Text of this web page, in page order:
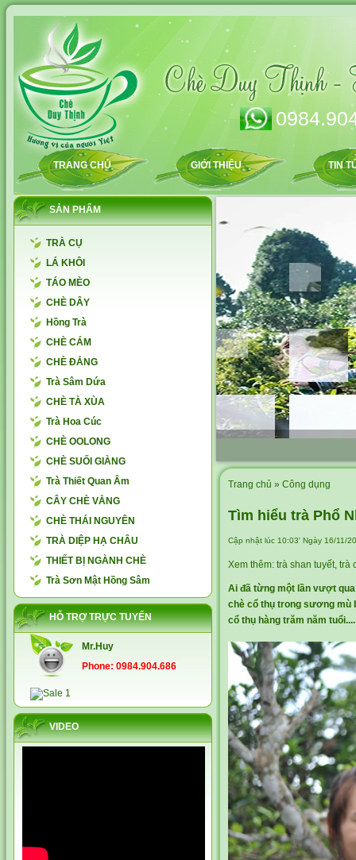
TRANG CHỦ GIỚI THIỆU TIN
SẢN PHẨM
TRÀ CỤ
LÁ KHÔI
TÁO MÈO
CHÈ DÂY
Hồng Trà
CHÈ CÁM
CHÈ ĐẮNG
Trà Sâm Dứa
CHÈ TÀ XÙA
Trà Hoa Cúc
CHÈ OOLONG
CHÈ SUỐI GIÀNG
Trà Thiết Quan Âm
CÂY CHÈ VẰNG
CHÈ THÁI NGUYÊN
TRÀ DIỆP HẠ CHÂU
THIẾT BỊ NGÀNH CHÈ
Trà Sơn Mật Hồng Sâm
HỖ TRỢ TRỰC TUYẾN
Mr.Huy
Phone: 0984.904.686
VIDEO
Trang chủ » Công dụng
Tìm hiểu trà Phổ
Cập nhật lúc 10:03' Ngày 16/11/
Xem thêm: trà shan tuyết, trà
Ai đã từng một lần vượt
chè cổ thụ trong sương mù
cổ thụ hàng trăm năm tuổi....